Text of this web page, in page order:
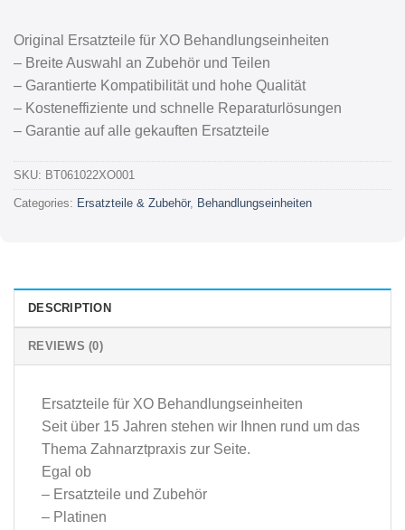
Original Ersatzteile für XO Behandlungseinheiten
– Breite Auswahl an Zubehör und Teilen
– Garantierte Kompatibilität und hohe Qualität
– Kosteneffiziente und schnelle Reparaturlösungen
– Garantie auf alle gekauften Ersatzteile
SKU: BT061022XO001
Categories: Ersatzteile & Zubehör, Behandlungseinheiten
DESCRIPTION
REVIEWS (0)
Ersatzteile für XO Behandlungseinheiten
Seit über 15 Jahren stehen wir Ihnen rund um das
Thema Zahnarztpraxis zur Seite.
Egal ob
– Ersatzteile und Zubehör
– Platinen